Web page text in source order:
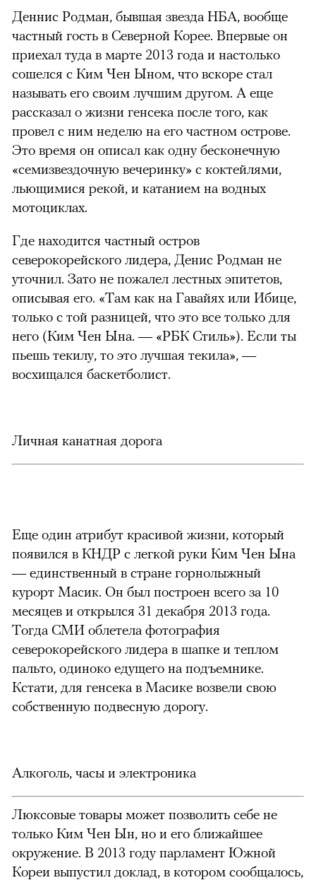
Деннис Родман, бывшая звезда НБА, вообще
частный гость в Северной Корее. Впервые он
приехал туда в марте 2013 года и настолько
сошелся с Ким Чен Ыном, что вскоре стал
называть его своим лучшим другом. А еще
рассказал о жизни генсека после того, как
провел с ним неделю на его частном острове.
Это время он описал как одну бесконечную
«семизвездочную вечеринку» с коктейлями,
льющимися рекой, и катанием на водных
мотоциклах.
Где находится частный остров
северокорейского лидера, Денис Родман не
уточнил. Зато не пожалел лестных эпитетов,
описывая его. «Там как на Гавайях или Ибице,
только с той разницей, что это все только для
него (Ким Чен Ына. — «РБК Стиль»). Если ты
пьешь текилу, то это лучшая текила», —
восхищался баскетболист.
Личная канатная дорога
Еще один атрибут красивой жизни, который
появился в КНДР с легкой руки Ким Чен Ына
— единственный в стране горнолыжный
курорт Масик. Он был построен всего за 10
месяцев и открылся 31 декабря 2013 года.
Тогда СМИ облетела фотография
северокорейского лидера в шапке и теплом
пальто, одиноко едущего на подъемнике.
Кстати, для генсека в Масике возвели свою
собственную подвесную дорогу.
Алкоголь, часы и электроника
Люксовые товары может позволить себе не
только Ким Чен Ын, но и его ближайшее
окружение. В 2013 году парламент Южной
Кореи выпустил доклад, в котором сообщалось,